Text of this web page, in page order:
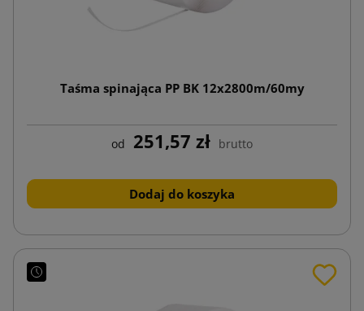
Taśma spinająca PP BK 12x2800m/60my
od 251,57 zł brutto
Dodaj do koszyka